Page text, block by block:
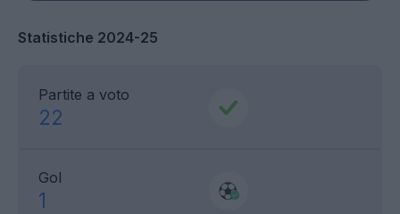
Statistiche 2024-25
Partite a voto
22
Gol
1